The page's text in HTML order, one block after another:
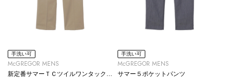
手洗い可
McGREGOR MENS
手洗い可
McGREGOR MENS
サマー５ポケットパンツ